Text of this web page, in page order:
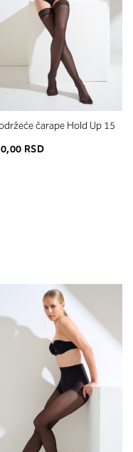
čarape Hold Up 15
RSD
obseg
obim grudi. Postavite
leđa u nivou dekoltea i
u nivou bradavica - do
između grudi. U odeljku
koja dubina korpe
vašoj meri (A, B...) -